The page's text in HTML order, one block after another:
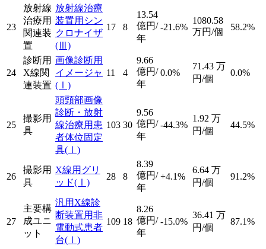
23
放射線
治療用
関連装
置
放射線治療
装置用シン
クロナイザ
(Ⅲ)
17 8
13.54
億円/
年
-21.6%
1080.58
万円/個
58.2%
24
診断用
X線関
連装置
画像診断用
イメージャ
(Ⅰ)
11 4
9.66
億円/
年
0.0%
71.43 万
円/個
0.0%
25
撮影用
具
頭頸部画像
診断・放射
線治療用患
者体位固定
具(Ⅰ)
103 30
9.56
億円/
年
-44.3%
1.92 万
円/個
44.5%
26
撮影用
具
X線用グリ
ッド(Ⅰ)
28 8
8.39
億円/
年
+4.1%
6.64 万
円/個
91.2%
27
主要構
成ユニ
ット
汎用X線診
断装置用非
電動式患者
台(Ⅰ)
109 18
8.26
億円/
年
-15.0%
36.41 万
円/個
87.1%